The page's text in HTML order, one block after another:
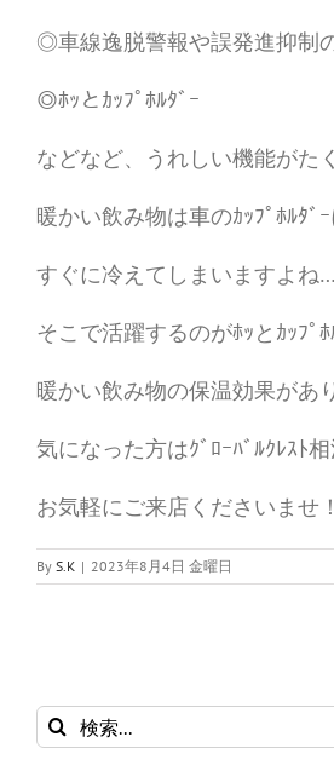
◎車線逸脱警報や誤発進抑制
◎ﾎｯとｶｯﾌﾟﾎﾙﾀﾞｰ
などなど、うれしい機能がた
暖かい飲み物は車のｶｯﾌﾟﾎﾙﾀﾞ
すぐに冷えてしまいますよね…
そこで活躍するのがﾎｯとｶｯﾌﾟﾎ
暖かい飲み物の保温効果があ
気になった方はｸﾞﾛｰﾊﾞﾙｸﾚｽﾄ
お気軽にご来店くださいませ！
By S.K | 2023年8月4日 金曜日
検
索